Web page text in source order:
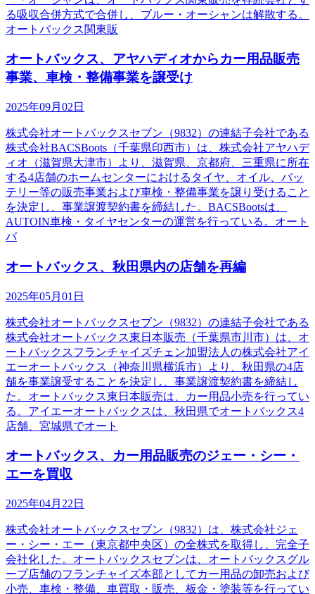
る吸収合併方式で合併し、ブルー・オーシャンは解散する。
オートバックス関東販
オートバックス、アヤハディオからカー用品販売
事業、車検・整備事業を譲受け
2025年09月02日
株式会社オートバックスセブン（9832）の連結子会社である
株式会社BACSBoots（千葉県印西市）は、株式会社アヤハデ
ィオ（滋賀県大津市）より、滋賀県、京都府、三重県に所在
する4店舗のホームセンターにおけるタイヤ、オイル、バッ
テリー等の販売事業および車検・整備事業を譲り受けること
を決定し、事業譲渡契約書を締結した。BACSBootsは、
AUTOIN車検・タイヤセンターの運営を行っている。オート
バ
オートバックス、秋田県内の店舗を再編
2025年05月01日
株式会社オートバックスセブン（9832）の連結子会社である
株式会社オートバックス東日本販売（千葉県市川市）は、オ
ートバックスフランチャイズチェン加盟法人の株式会社アイ
エーオートバックス（神奈川県横浜市）より、秋田県の4店
舗を事業譲受することを決定し、事業譲渡契約書を締結し
た。オートバックス東日本販売は、カー用品小売を行ってい
る。アイエーオートバックスは、秋田県でオートバックス4
店舗、宮城県でオート
オートバックス、カー用品販売のジェー・シー・
エーを買収
2025年04月22日
株式会社オートバックスセブン（9832）は、株式会社ジェ
ー・シー・エー（東京都中央区）の全株式を取得し、完全子
会社化した。オートバックスセブンは、オートバックスグル
ープ店舗のフランチャイズ本部としてカー用品の卸売および
小売、車検・整備、車買取・販売、板金・塗装等を行ってい